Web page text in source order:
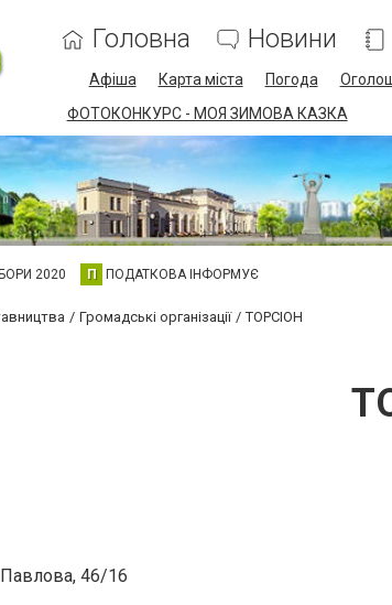
Головна Новини
Афіша Карта міста Погода
ФОТОКОНКУРС - МОЯ ЗИМОВА КАЗКА
2020 П ПОДАТКОВА ІНФОРМУЄ
Громадські організації ТОРСІОН
46/16